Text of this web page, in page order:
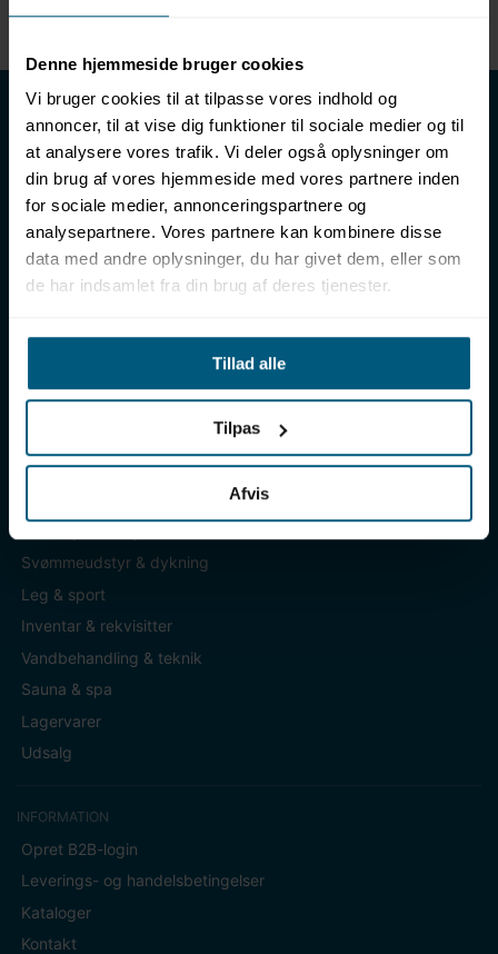
Denne hjemmeside bruger cookies
Vi bruger cookies til at tilpasse vores indhold og
annoncer, til at vise dig funktioner til sociale medier og til
at analysere vores trafik. Vi deler også oplysninger om
din brug af vores hjemmeside med vores partnere inden
for sociale medier, annonceringspartnere og
analysepartnere. Vores partnere kan kombinere disse
data med andre oplysninger, du har givet dem, eller som
de har indsamlet fra din brug af deres tjenester.
Tillad alle
Tilpas
Afvis
Enhed
LML SPORT - Alt til vand
LML SPORT er en engrosforhandler af alt til vand. Vores
sortiment omfatter f.eks. badetøj, svømmeudstyr, udstyr til
vandleg og vandsport, vandbehandling og teknik samt inventar
til vådrum, sauna & spa. Vores kunder er bl.a. svømmehaller,
badelande, friluftsbade, campingpladser, feriecentre,
idrætshaller og skoler. Vælg os som din leverandør, fordi vi har
over 50 års erfaring i branchen og tilbyder den højeste
info@lml-sport.dk
Svømmeudstyr & dykning
Leg & sport
Inventar & rekvisitter
Vandbehandling & teknik
Sauna & spa
Lagervarer
Udsalg
INFORMATION
Opret B2B-login
Leverings- og handelsbetingelser
Kataloger
Kontakt